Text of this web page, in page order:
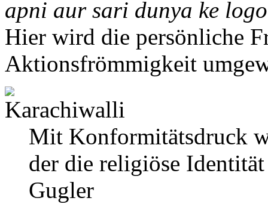
apni aur sari dunya ke
Hier wird die persönliche
Aktionsfrömmigkeit
Mit Konformitätsdruck
der die religiöse
Gugler